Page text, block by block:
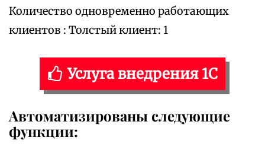
Количество одновременно работающих
клиентов : Толстый клиент: 1
Услуга внедрения 1С
Автоматизированы следующие
функции: